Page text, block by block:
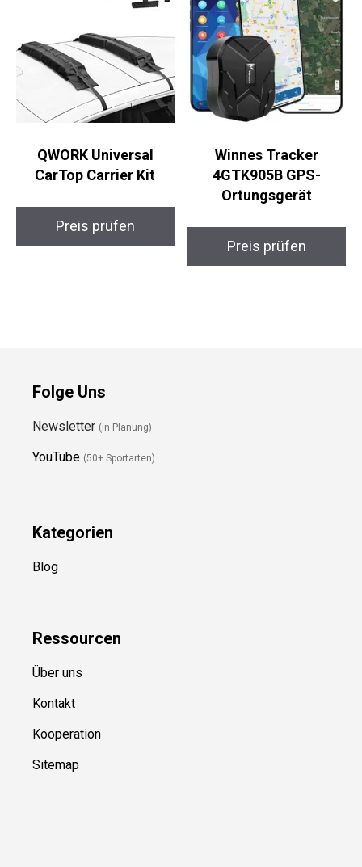
QWORK Universal
CarTop Carrier Kit
Preis prüfen
Winnes Tracker
4GTK905B GPS-
Ortungsgerät
Preis prüfen
Folge Uns
Newsletter (in Planung)
YouTube (50+ Sportarten)
Kategorien
Blog
Ressourcen
Über uns
Kontakt
Kooperation
Sitemap